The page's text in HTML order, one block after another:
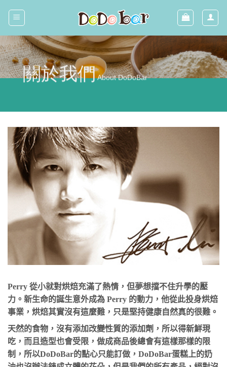
關於我們About DoDoBar
Perry 從小就對烘焙充滿了熱情，但夢想擋不住升學的壓
力。新生命的誕生意外成為 Perry 的動力，他從此投身烘焙
事業，烘焙其實沒有這麼難，只是堅持健康自然真的很難。
天然的食物，沒有添加改變性質的添加劑，所以得新鮮現
吃，而且造型也會受限，做成商品後總會有這樣那樣的限
制，所以DoDoBar的點心只能訂做，DoDoBar蛋糕上的奶